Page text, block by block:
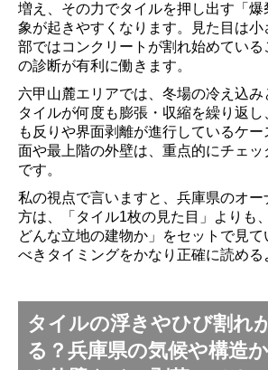
増え、その力でタイルを押し出す「爆
象が起きやすくなります。見た目は小
部ではコンクリートが割れ始めている
の診断が有利に働きます。
六甲山麓エリアでは、冬場の冷え込
タイルが何度も膨張・収縮を繰り返
も反りや界面剥離が進行しているケ
面や最上階の外壁は、重点的にチェッ
です。
私の視点で言いますと、兵庫県のオ
方は、「タイル1枚の見た目」よりも
どんな立地の建物か」をセットで見て
べきタイミングをかなり正確に読める
タイルの浮きやひび割れ
る？兵庫県の気候や構造